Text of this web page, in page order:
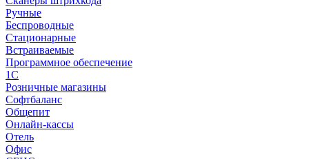
Ручные
Беспроводные
Стационарные
Встраиваемые
Программное обеспечение
1С
Розничные магазины
Софтбаланс
Общепит
Онлайн-кассы
Отель
Офис